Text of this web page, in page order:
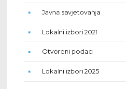
Javna savjetovanja
Lokalni izbori 2021
Otvoreni podaci
Lokalni izbori 2025